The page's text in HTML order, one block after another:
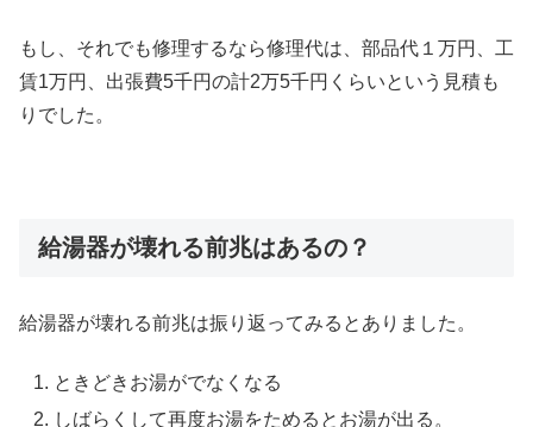
もし、それでも修理するなら修理代は、部品代１万円、工
賃1万円、出張費5千円の計2万5千円くらいという見積も
りでした。
給湯器が壊れる前兆はあるの？
給湯器が壊れる前兆は振り返ってみるとありました。
ときどきお湯がでなくなる
しばらくして再度お湯をためるとお湯が出る。